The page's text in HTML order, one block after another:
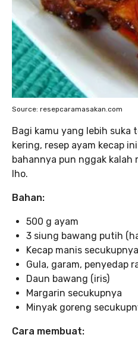
Source: resepcaramasakan.com
Bagi kamu yang lebih suka
kering, resep ayam kecap
bahannya pun nggak kalah
lho.
Bahan:
500 g ayam
3 siung bawang putih
Kecap manis secukupnya
Gula, garam, penyedap
Daun bawang (iris)
Margarin secukupnya
Minyak goreng
Cara membuat: